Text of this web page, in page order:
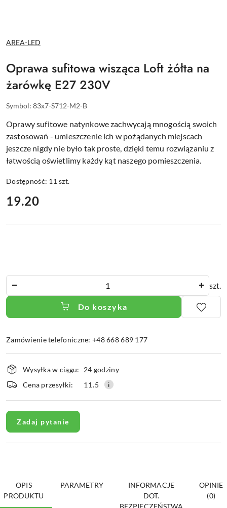
NAZWA
PRODUCENTA:
AREA-LED
Oprawa sufitowa wisząca Loft żółta na
żarówkę E27 230V
Symbol: 83x7-S712-M2-B
Oprawy sufitowe natynkowe zachwycają mnogością swoich
zastosowań - umieszczenie ich w pożądanych miejscach
jeszcze nigdy nie było tak proste, dzięki temu rozwiązaniu z
łatwością oświetlimy każdy kąt naszego pomieszczenia.
Dostępność: 11szt.
cena:
19.20
szt.
Do koszyka
Zamówienie telefoniczne: +48 668 689 177
Dostępność
i
dostawa
Wysyłka w ciągu:
24 godziny
Cena przesyłki:
11.5
Zadaj pytanie
OPIS
PRODUKTU
PARAMETRY
INFORMACJE
DOT.
BEZPIECZEŃSTWA
OPINIE
(0)